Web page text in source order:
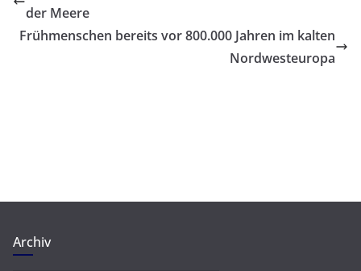
der Meere
Frühmenschen bereits vor 800.000 Jahren im kalten
Nordwesteuropa
Archiv